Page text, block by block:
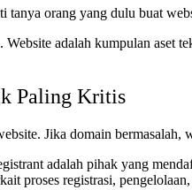
tanya orang yang dulu buat
adalah kumpulan aset
Paling Kritis
Jika domain
adalah pihak yang
proses registrasi,